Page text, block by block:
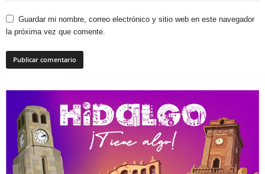
Guardar mi nombre, correo electrónico y sitio web en este navegador
la próxima vez que comente.